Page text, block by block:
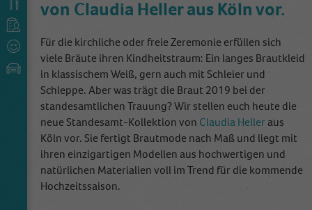
von Claudia Heller aus Köln vor.
Für die kirchliche oder freie Zeremonie erfüllen sich
viele Bräute ihren Kindheitstraum: Ein langes Brautkleid
in klassischem Weiß, gern auch mit Schleier und
Schleppe. Aber was trägt die Braut 2019 bei der
standesamtlichen Trauung? Wir stellen euch heute die
neue Standesamt-Kollektion von Claudia Helleraus
Köln vor. Sie fertigt Brautmode nach Maß und liegt mit
ihren einzigartigen Modellen aus hochwertigen und
natürlichen Materialien voll im Trend für die kommende
Hochzeitssaison.